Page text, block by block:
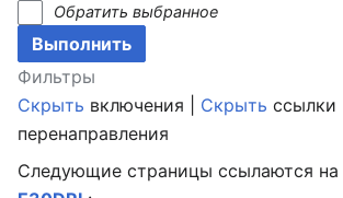
Обратить выбранное
Фильтры
Скрыть включения | Скрыть ссылки |
перенаправления
Следующие страницы ссылаются на